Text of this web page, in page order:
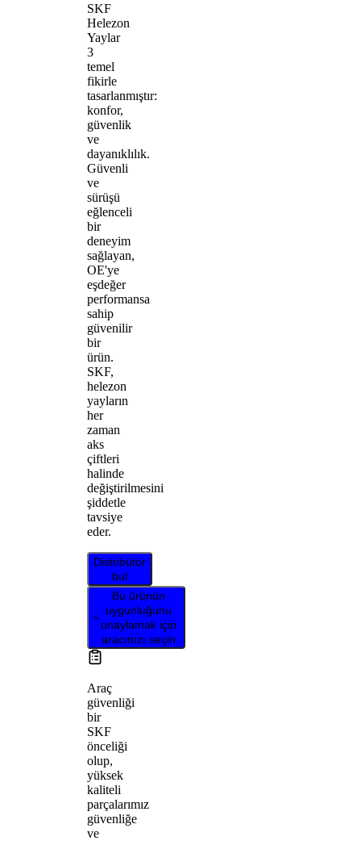
SKF
Helezon
Yaylar
3
temel
fikirle
tasarlanmıştır:
konfor,
güvenlik
ve
dayanıklılık.
Güvenli
ve
sürüşü
eğlenceli
bir
deneyim
sağlayan,
OE'ye
eşdeğer
performansa
sahip
güvenilir
bir
ürün.
SKF,
helezon
yayların
her
zaman
aks
çiftleri
halinde
değiştirilmesini
şiddetle
tavsiye
eder.
Distribütör
bul
Bu ürünün
uygunluğunu
onaylamak için
aracınızı seçin
Araç
güvenliği
bir
SKF
önceliği
olup,
yüksek
kaliteli
parçalarımız
güvenliğe
ve